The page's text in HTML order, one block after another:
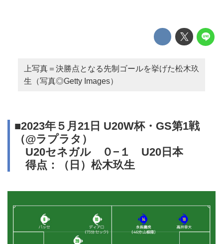
上写真＝決勝点となる先制ゴールを挙げた松木玖
生（写真◎Getty Images）
■2023年５月21日 U20W杯・GS第1戦
（@ラプラタ）
U20セネガル ０−１ U20日本
得点：（日）松木玖生